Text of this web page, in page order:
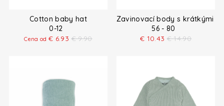
Cotton baby hat
0-12
Cena od€ 6.93 € 9.90
Zavinovací body s krátkými
56 - 80
€ 10.43 € 14.90